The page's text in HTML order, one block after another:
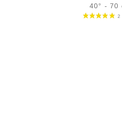
40° - 70